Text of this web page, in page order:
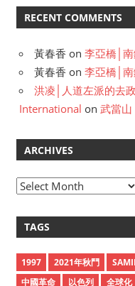
RECENT COMMENTS
黃春香 on 李亞橋│
黃春香 on 李亞橋│
洪凌│人道左派的去
International on 武當山
ARCHIVES
A
h
v
TAGS
1997 2021年秋鬥
中國革命
以色列 全球化